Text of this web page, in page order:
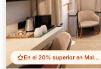
En el 20% superior en Malaga Historic Centre